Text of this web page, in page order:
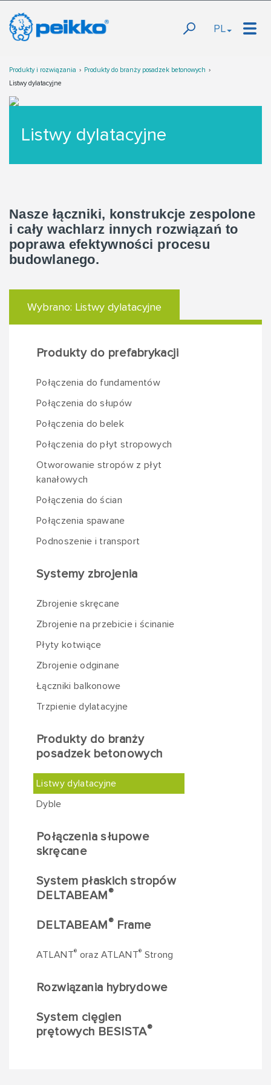
PL
Produkty i rozwiązania
Produkty do branży posadzek betonowych
Listwy dylatacyjne
Listwy dylatacyjne
Nasze łączniki, konstrukcje zespolone
i cały wachlarz innych rozwiązań to
poprawa efektywności procesu
budowlanego.
Wybrano: Listwy dylatacyjne
Produkty do prefabrykacji
Połączenia do fundamentów
Połączenia do słupów
Połączenia do belek
Połączenia do płyt stropowych
Otworowanie stropów z płyt
kanałowych
Połączenia do ścian
Połączenia spawane
Podnoszenie i transport
Systemy zbrojenia
Zbrojenie skręcane
Zbrojenie na przebicie i ścinanie
Płyty kotwiące
Zbrojenie odginane
Łączniki balkonowe
Trzpienie dylatacyjne
Produkty do branży
posadzek betonowych
Listwy dylatacyjne
Dyble
Połączenia słupowe
skręcane
System płaskich stropów
DELTABEAM®
DELTABEAM® Frame
ATLANT® oraz ATLANT® Strong
Rozwiązania hybrydowe
System cięgien
prętowych BESISTA®